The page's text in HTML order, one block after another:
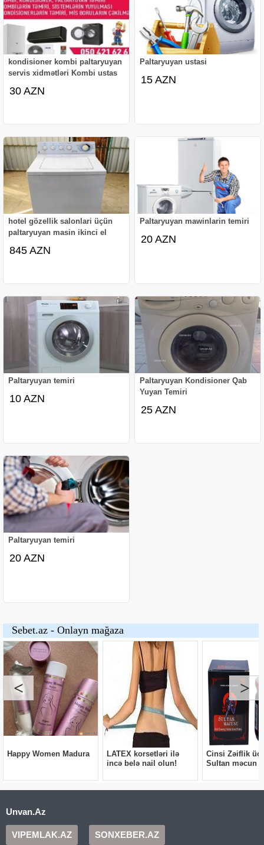
kondiysaner ustası kandisioner ustası kandiysoner ustası
kandisyaner ustası kandisaner ustası kandiysaner ustası
kandisyoner ustası kondisioner ustasi kondiysoner ustasi
kondisyaner ustasi kondiysaner ustasi kandisioner ustasi
kandiysoner ustasi kandisyaner ustasi kandisaner ustasi
kandiysaner ustasi kandisyoner ustasi kondisioner usdası
kondiysoner usdası kondisyaner usdası kondiysaner
usdası kandisioner usdası kandiysoner usdası
usdası kandisyoner usdası kondisioner usdasi
kondiysoner usdasi kondisyaner usdasi kondiysaner
usdasi kandisioner usdasi kandiysoner usdasi kandisya
kondisioner kombi paltaryuyan
servis xidmətləri Kombi ustas
30 AZN
Paltaryuyan ustasi
15 AZN
hotel gözellik salonlari üçün
paltaryuyan masin ikinci el
845 AZN
Paltaryuyan mawinlarin temiri
20 AZN
Paltaryuyan temiri
10 AZN
Paltaryuyan Kondisioner Qab
Yuyan Temiri
25 AZN
Paltaryuyan temiri
20 AZN
Unvan.Az
VIPEMLAK.AZ SONXEBER.AZ